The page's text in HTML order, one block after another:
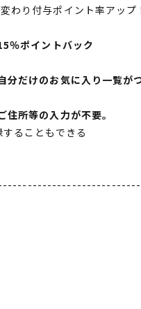
わり付与ポイント率アップ
％ポイントバック
分だけのお気に入り一覧が
所等の入力が不要。
ることもできる